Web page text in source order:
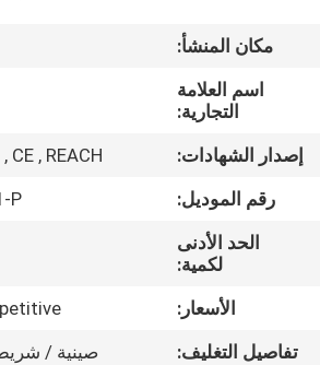
معلومات
جولة
المعمل
مراقبة
الجودة
مكان المنشأ:
اسم العلامة
التجارية:
إصدار الشهادات:
CE , REACH
رقم الموديل:
P
الحد الأدنى
لكمية:
الأسعار:
تفاصيل التغليف:
صينية /